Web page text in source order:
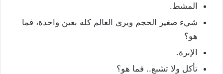
المشط.
شيء صغير الحجم ويرى العالم كله بعين واحدة، فما
هو؟
الإبرة.
تأكل ولا تشبع.. فما هو؟